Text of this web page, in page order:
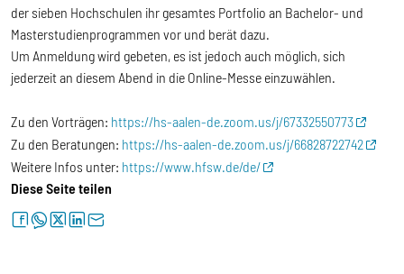
der sieben Hochschulen ihr gesamtes Portfolio an Bachelor- und
Masterstudienprogrammen vor und berät dazu.
Um Anmeldung wird gebeten, es ist jedoch auch möglich, sich
jederzeit an diesem Abend in die Online-Messe einzuwählen.
Zu den Vorträgen: https://hs-aalen-de.zoom.us/j/67332550773
Zu den Beratungen: https://hs-aalen-de.zoom.us/j/66828722742
Weitere Infos unter: https://www.hfsw.de/de/
Diese Seite teilen
facebookwhatsapptwitterlinkedinletter